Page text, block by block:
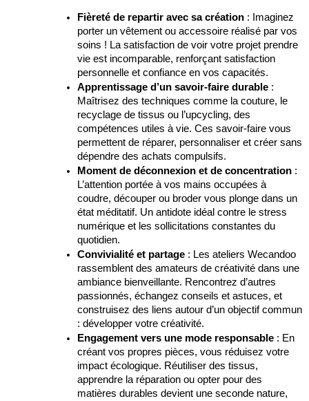
Fièreté de repartir avec sa création : Imaginez
porter un vêtement ou accessoire réalisé par vos
soins ! La satisfaction de voir votre projet prendre
vie est incomparable, renforçant satisfaction
personnelle et confiance en vos capacités.
Apprentissage d’un savoir-faire durable :
Maîtrisez des techniques comme la couture, le
recyclage de tissus ou l’upcycling, des
compétences utiles à vie. Ces savoir-faire vous
permettent de réparer, personnaliser et créer sans
dépendre des achats compulsifs.
Moment de déconnexion et de concentration :
L’attention portée à vos mains occupées à
coudre, découper ou broder vous plonge dans un
état méditatif. Un antidote idéal contre le stress
numérique et les sollicitations constantes du
quotidien.
Convivialité et partage : Les ateliers Wecandoo
rassemblent des amateurs de créativité dans une
ambiance bienveillante. Rencontrez d’autres
passionnés, échangez conseils et astuces, et
construisez des liens autour d’un objectif commun
: développer votre créativité.
Engagement vers une mode responsable : En
créant vos propres pièces, vous réduisez votre
impact écologique. Réutiliser des tissus,
apprendre la réparation ou opter pour des
matières durables devient une seconde nature,